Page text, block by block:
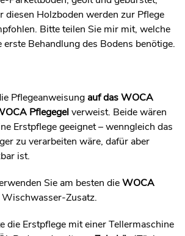
diesen Holzboden werden zur Pflege
Bitte teilen Sie mir mit, welche
Behandlung des Bodens benötige.
Pflegeanweisung aufdas WOCA
Pflegegelverweist. Beide wären
Erstpflege geeignet – wenngleich das
zu verarbeiten wäre, dafür aber
ist.
Sie am besten dieWOCA
Zusatz.
die Erstpflege mit einer Tellermaschine